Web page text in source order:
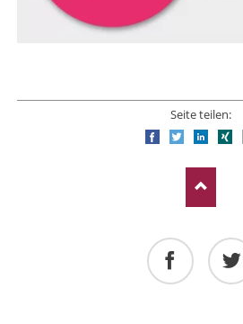
Seite teilen:
FacebookTwitter